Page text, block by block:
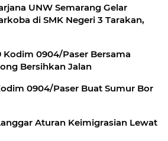
UNW Semarang Gelar
di SMK Negeri 3 Tarakan,
Kodim 0904/Paser Bersama
Bersihkan Jalan
0904/Paser Buat Sumur Bor
Aturan Keimigrasian Lewat